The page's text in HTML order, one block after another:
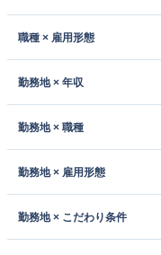
職種 × 雇用形態
勤務地 × 年収
勤務地 × 職種
勤務地 × 雇用形態
勤務地 × こだわり条件